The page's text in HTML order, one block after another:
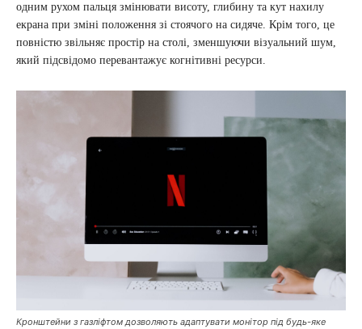
одним рухом пальця змінювати висоту, глибину та кут нахилу
екрана при зміні положення зі стоячого на сидяче. Крім того, це
повністю звільняє простір на столі, зменшуючи візуальний шум,
який підсвідомо перевантажує когнітивні ресурси.
Кронштейни з газліфтом дозволяють адаптувати монітор під будь-яке